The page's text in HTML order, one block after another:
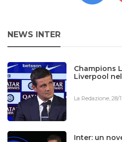
NEWS INTER
Champions
Liverpool
La Redazione,28/
Inter: un